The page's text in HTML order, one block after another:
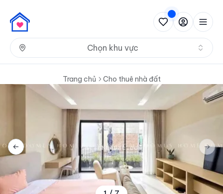
Chọn khu vực
Trang chủ Cho thuê nhà đất
Previous slide